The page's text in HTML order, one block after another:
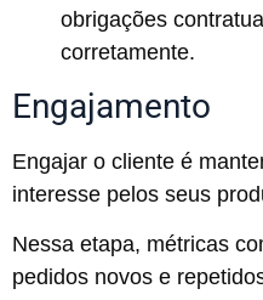
obrigações
corretamente.
Engajamento
Engajar o cliente é
interesse pelos seus
Nessa etapa, métricas
pedidos novos e